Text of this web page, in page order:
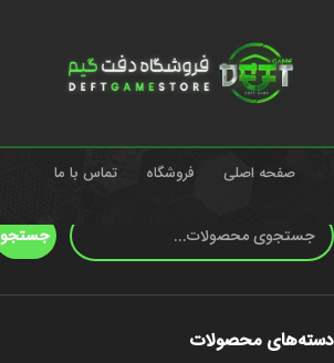
صفحه اصلی فروشگاه تماس با ما
جستجو
دسته‌های محصولات